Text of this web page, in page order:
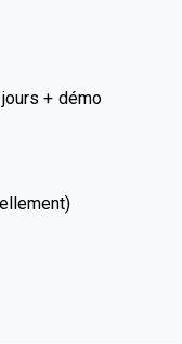
+ démo